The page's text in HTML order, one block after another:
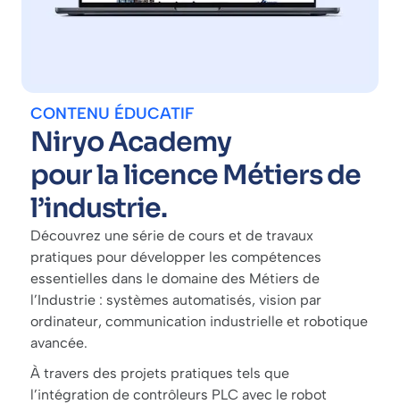
CONTENU ÉDUCATIF
Niryo Academy
pour la licence Métiers de
l’industrie.
Découvrez une série de cours et de travaux
pratiques pour développer les compétences
essentielles dans le domaine des Métiers de
l’Industrie : systèmes automatisés, vision par
ordinateur, communication industrielle et robotique
avancée.
À travers des projets pratiques tels que
l’intégration de contrôleurs PLC avec le robot